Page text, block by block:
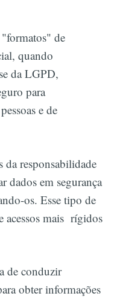
de
quando
da LGPD,
para
e de
da responsabilidade
dados em segurança
os. Esse tipo de
acessos mais rígidos
de conduzir
obter informações